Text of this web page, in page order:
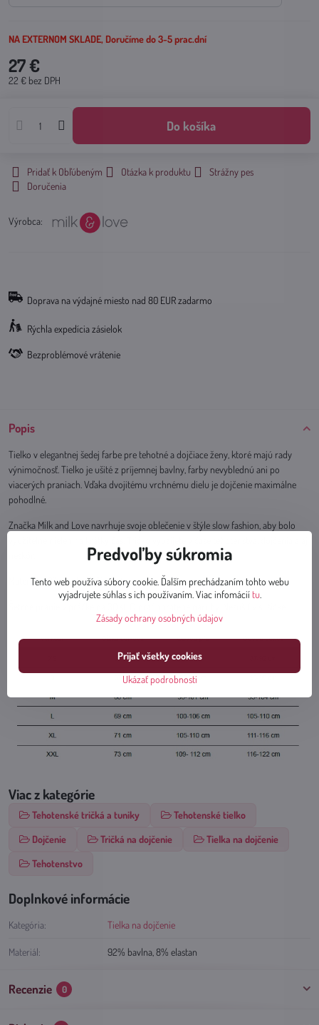
NA EXTERNOM SKLADE, Doručíme do 3-5 prac.dní
27 €
22 € bez DPH
Do košíka
Pridať k Obľúbeným Otázka k produktu
Strážny pes
Doručenia
Výrobca:
Doprava na výdajné miesto nad 80 EUR zadarmo
Rýchla expedícia zásielok
Bezproblémové vrátenie
Popis
Tielko v elegantnej šedej farbe pre tehotné a dojčiace ženy, ktoré majú rady
výnimočnosť. Tielko je ušité z príjemnej bavlny, farby nevyblednú ani po
viacerých praniach. Vďaka dvojitému vrchnému dielu je dojčenie maximálne
pohodlné.
Značka Milk and Love navrhuje svoje oblečenie v štýle slow fashion, aby bolo
Materiál: 92% bavlna, 8% elastan
Viac z kategórie
Tehotenské tričká a tuniky
Tehotenské tielko
Dojčenie
Tričká na dojčenie
Tielka na dojčenie
Tehotenstvo
Doplnkové informácie
Kategória: Tielka na dojčenie
Materiál: 92% bavlna, 8% elastan
Recenzie 0
Predvoľby súkromia
Tento web používa súbory cookie. Ďalším prechádzaním tohto webu
vyjadrujete súhlas s ich používaním. Viac infomáciítu.
Zásady ochrany osobných údajov
Ukázať podrobnosti
Prijať všetky cookies